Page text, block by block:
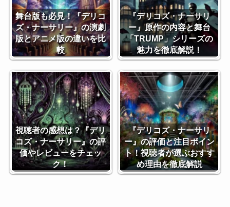
舞台版も必見！『デリコ
ズ・ナーサリー』の演劇
版とアニメ版の違いを比
較
『デリコズ・ナーサリ
ー』原作の内容と舞台
「TRUMP」シリーズの
魅力を徹底解説！
視聴者の感想は？『デリ
コズ・ナーサリー』の評
価やレビューをチェッ
ク！
『デリコズ・ナーサリ
ー』の評価と注目ポイン
ト！視聴者が選ぶおすす
め理由を徹底解説